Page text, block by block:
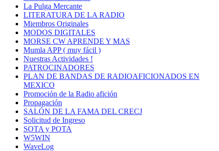
La Pulga Mercante
LITERATURA DE LA RADIO
Miembros Originales
MODOS DIGITALES
MORSE CW APRENDE Y MAS
Mumla APP ( muy fácil )
Nuestras Actividades !
PATROCINADORES
PLAN DE BANDAS DE RADIOAFICIONADOS EN
MEXICO
Promoción de la Radio afición
Propagación
SALÓN DE LA FAMA DEL CRECJ
Solicitud de Ingreso
SOTA y POTA
W5WIN
WaveLog